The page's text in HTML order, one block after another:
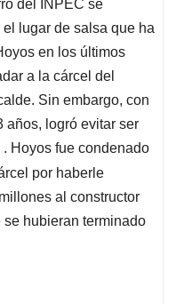
del INPEC se
lugar de salsa que ha
en los últimos
a la cárcel del
Sin embargo, con
años, logró evitar ser
Hoyos fue condenado
por haberle
al constructor
hubieran terminado